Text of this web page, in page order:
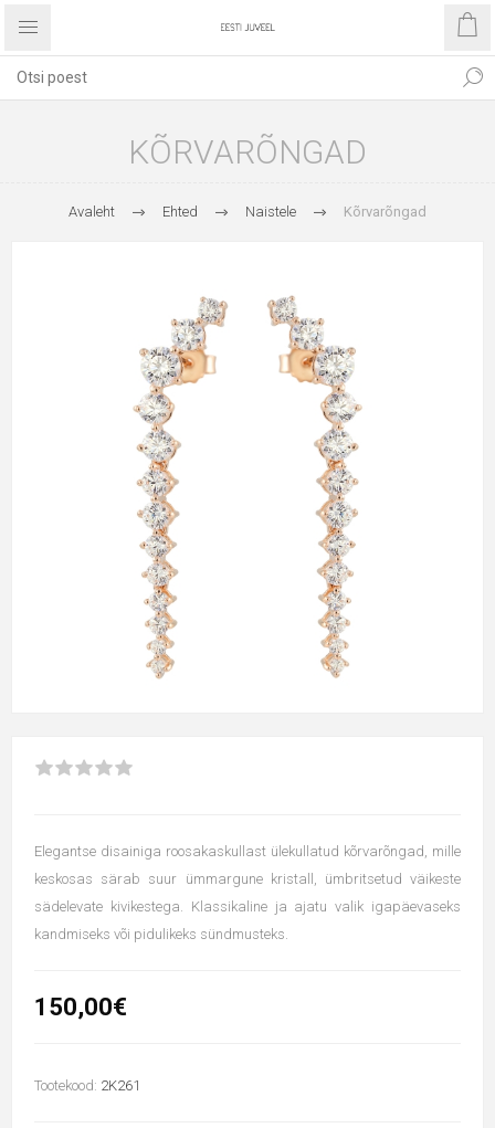
KÕRVARÕNGAD
Avaleht Ehted Naistele Kõrvarõngad
Elegantse disainiga roosakaskullast ülekullatud kõrvarõngad, mille
keskosas särab suur ümmargune kristall, ümbritsetud väikeste
sädelevate kivikestega. Klassikaline ja ajatu valik igapäevaseks
kandmiseks või pidulikeks sündmusteks.
150,00€
Tootekood: 2K261